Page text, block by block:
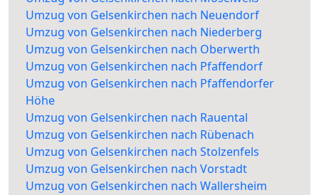
Umzug von Gelsenkirchen nach Neuendorf
Umzug von Gelsenkirchen nach Niederberg
Umzug von Gelsenkirchen nach Oberwerth
Umzug von Gelsenkirchen nach Pfaffendorf
Umzug von Gelsenkirchen nach Pfaffendorfer
Höhe
Umzug von Gelsenkirchen nach Rauental
Umzug von Gelsenkirchen nach Rübenach
Umzug von Gelsenkirchen nach Stolzenfels
Umzug von Gelsenkirchen nach Vorstadt
Umzug von Gelsenkirchen nach Wallersheim